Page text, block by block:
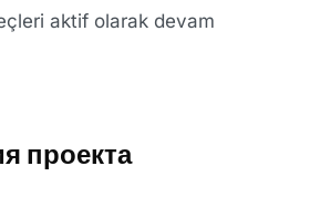
aktif olarak devam
проекта